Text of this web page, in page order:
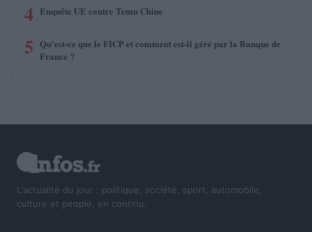
4 Enquête UE contre Temu Chine
5 Qu'est-ce que le FICP et comment est-il géré par la Banque de
France ?
L'actualité du jour : politique, société, sport, automobile,
culture et people, en continu.